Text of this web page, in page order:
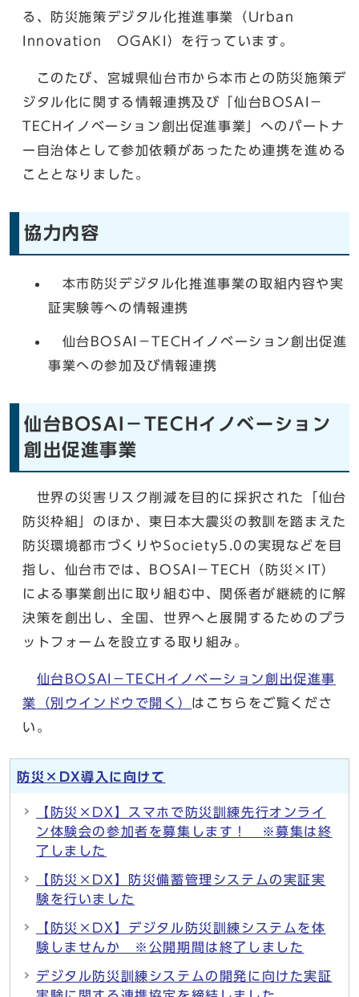
る、防災施策デジタル化推進事業（Urban
Innovation OGAKI）を行っています。
このたび、宮城県仙台市から本市との防災施策デ
ジタル化に関する情報連携及び「仙台BOSAI－
TECHイノベーション創出促進事業」へのパートナ
ー自治体として参加依頼があったため連携を進める
こととなりました。
協力内容
本市防災デジタル化推進事業の取組内容や実
証実験等への情報連携
仙台BOSAI－TECHイノベーション創出促進
事業への参加及び情報連携
仙台BOSAI－TECHイノベーション
創出促進事業
世界の災害リスク削減を目的に採択された「仙台
防災枠組」のほか、東日本大震災の教訓を踏まえた
防災環境都市づくりやSociety5.0の実現などを目
指し、仙台市では、BOSAI－TECH（防災×IT）
による事業創出に取り組む中、関係者が継続的に解
決策を創出し、全国、世界へと展開するためのプラ
ットフォームを設立する取り組み。
仙台BOSAI－TECHイノベーション創出促進事
業
（別ウインドウで開く） はこちらをご覧くださ
い。
防災×DX導入に向けて
【防災×DX】スマホで防災訓練先行オンライ
ン体験会の参加者を募集します！ ※募集は終
了しました
【防災×DX】防災備蓄管理システムの実証実
験を行いました
【防災×DX】デジタル防災訓練システムを体
験しませんか ※公開期間は終了しました
デジタル防災訓練システムの開発に向けた実証